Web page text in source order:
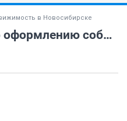
в Новосибирске
Помогите советом по оформлению собственности